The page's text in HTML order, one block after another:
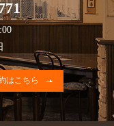
はこちら